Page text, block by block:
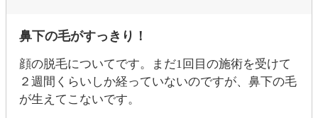
鼻下の毛がすっきり！
顔の脱毛についてです。まだ1回目の施術を受けて
２週間くらいしか経っていないのですが、鼻下の毛
が生えてこないです。